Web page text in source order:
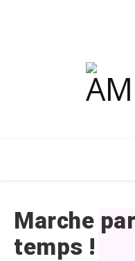
Marche
temps !